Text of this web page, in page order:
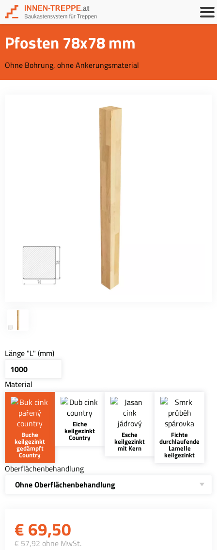
Pfosten 78x78 mm
Ohne Bohrung, ohne Ankerungsmaterial
Länge "L" (mm)
Material
Buche
keilgezinkt
gedämpft
Country
Eiche
keilgezinkt
Country Esche
keilgezinkt
mit Kern
Fichte
durchlaufende
Lamelle
keilgezinkt
Oberflächenbehandlung
Ohne Oberflächenbehandlung
€ 69,50
€ 57,92 ohne MwSt.